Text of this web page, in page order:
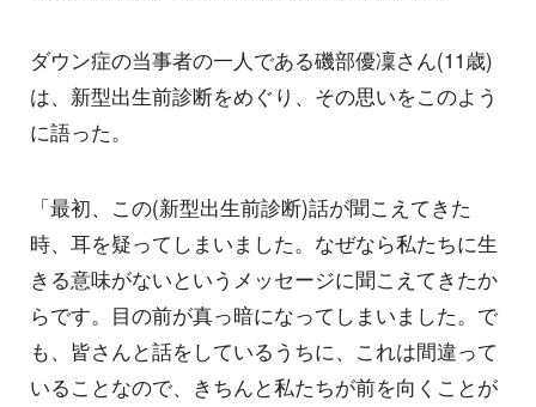
ダウン症の当事者の一人である磯部優凜さん(11歳)
は、新型出生前診断をめぐり、その思いをこのよう
に語った。
「最初、この(新型出生前診断)話が聞こえてきた
時、耳を疑ってしまいました。なぜなら私たちに生
きる意味がないというメッセージに聞こえてきたか
らです。目の前が真っ暗になってしまいました。で
も、皆さんと話をしているうちに、これは間違って
いることなので、きちんと私たちが前を向くことが